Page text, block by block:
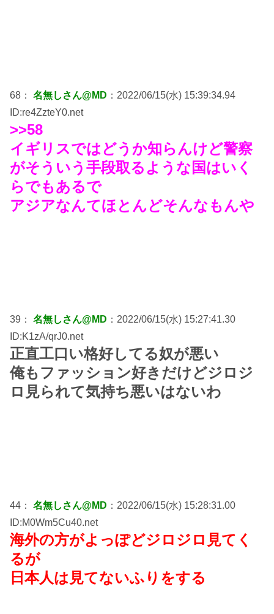
68： 名無しさん@MD ：2022/06/15(水) 15:39:34.94
ID:re4ZzteY0.net
>>58
イギリスではどうか知らんけど警察
がそういう手段取るような国はいく
らでもあるで
アジアなんてほとんどそんなもんや
39： 名無しさん@MD ：2022/06/15(水) 15:27:41.30
ID:K1zA/qrJ0.net
正直工口い格好してる奴が悪い
俺もファッション好きだけどジロジ
ロ見られて気持ち悪いはないわ
44： 名無しさん@MD ：2022/06/15(水) 15:28:31.00
ID:M0Wm5Cu40.net
海外の方がよっぽどジロジロ見てく
るが
日本人は見てないふりをする